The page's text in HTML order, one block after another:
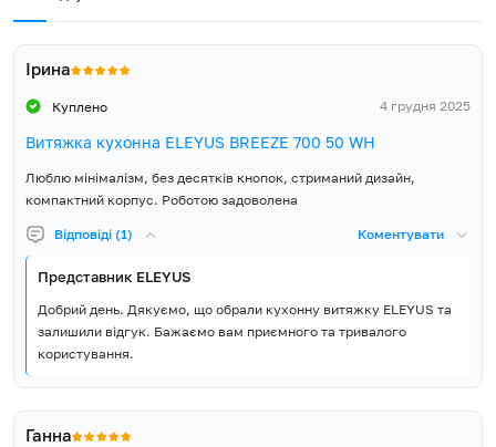
перехідник патрубка з Ø150
мм на Ø120 мм
Ірина
Куплено 4 грудня 2025
Витяжка кухонна ELEYUS BREEZE 700 50 WH
Люблю мінімалізм, без десятків кнопок, стриманий дизайн,
компактний корпус. Роботою задоволена
Відповіді (1) Коментувати
Представник ELEYUS
Добрий день. Дякуємо, що обрали кухонну витяжку ELEYUS та
залишили відгук. Бажаємо вам приємного та тривалого
користування.
Ганна